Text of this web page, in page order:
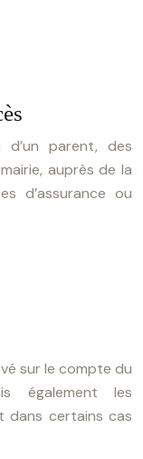
parent, des
auprès de la
d’assurance ou
sur le compte du
également les
dans certains cas